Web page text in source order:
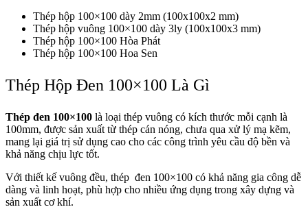
Thép hộp 100×100 dày 2mm (100x100x2 mm)
Thép hộp vuông 100×100 dày 3ly (100x100x3 mm)
Thép hộp 100×100 Hòa Phát
Thép hộp 100×100 Hoa Sen
Thép Hộp Đen 100×100 Là Gì
Thép đen 100×100 là loại thép vuông có kích thước mỗi cạnh là
100mm, được sản xuất từ thép cán nóng, chưa qua xử lý mạ kẽm,
mang lại giá trị sử dụng cao cho các công trình yêu cầu độ bền và
khả năng chịu lực tốt.
Với thiết kế vuông đều, thép đen 100×100 có khả năng gia công dễ
dàng và linh hoạt, phù hợp cho nhiều ứng dụng trong xây dựng và
sản xuất cơ khí.